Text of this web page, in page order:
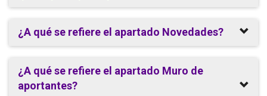
¿A qué se refiere el apartado Novedades?
¿A qué se refiere el apartado Muro de
aportantes?